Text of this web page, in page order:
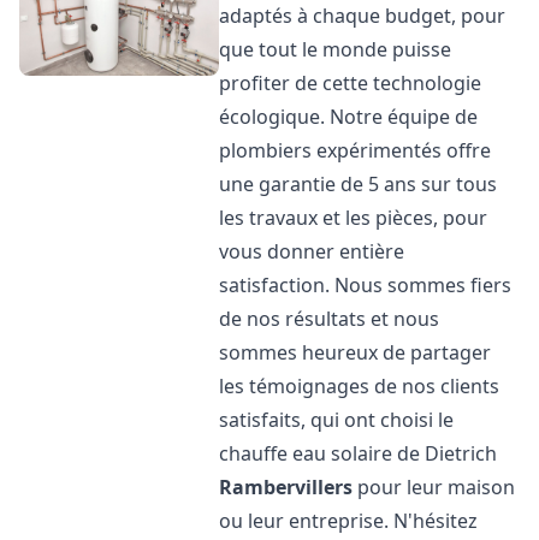
adaptés à chaque budget, pour
que tout le monde puisse
profiter de cette technologie
écologique. Notre équipe de
plombiers expérimentés offre
une garantie de 5 ans sur tous
les travaux et les pièces, pour
vous donner entière
satisfaction. Nous sommes fiers
de nos résultats et nous
sommes heureux de partager
les témoignages de nos clients
satisfaits, qui ont choisi le
chauffe eau solaire de Dietrich
Rambervillers pour leur maison
ou leur entreprise. N'hésitez